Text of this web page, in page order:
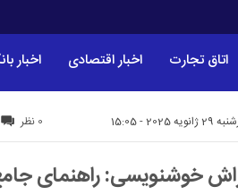
اتاق تجارت اخبار اقتصادی اخبار
- 15:05 0 نظر
خوشنویسی: راهنمای